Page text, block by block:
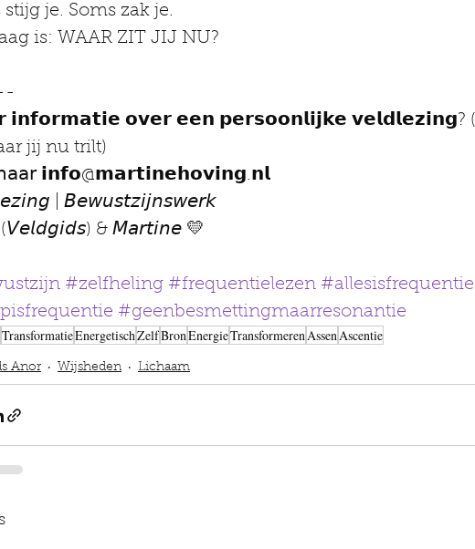
stijg je. Soms zak je.
is: WAAR ZIT JIJ NU?
𝗼𝘃𝗲𝗿 𝗲𝗲𝗻 𝗽𝗲𝗿𝘀𝗼𝗼𝗻𝗹𝗶𝗷𝗸𝗲 𝘃𝗲𝗹𝗱𝗹𝗲𝘇𝗶𝗻𝗴?
jij nu trilt)
𝗶𝗻𝗳𝗼@𝗺𝗮𝗿𝘁𝗶𝗻𝗲𝗵𝗼𝘃𝗶𝗻𝗴.𝗻𝗹
| 𝘉𝘦𝘸𝘶𝘴𝘵𝘻𝘪𝘫𝘯𝘴𝘸𝘦𝘳𝘬
& 𝘔𝘢𝘳𝘵𝘪𝘯𝘦 💛
#zelfheling #frequentielezen #allesisfrequentie
#geenbesmettingmaarresonantie
TransformatieEnergetischZelfBronEnergieTransformerenAssenAscentie
Anor Wijsheden Lichaam